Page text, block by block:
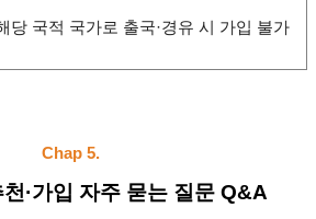
당 국적 국가로 출국·경유 시 가입 불가
Chap 5.
·가입 자주 묻는 질문 Q&A